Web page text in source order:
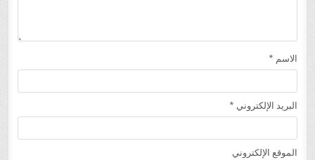
الاسم *
البريد الإلكتروني *
الموقع الإلكتروني